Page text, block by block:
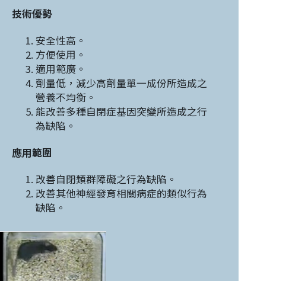
技術優勢
安全性高。
方便使用。
適用範廣。
劑量低，減少高劑量單一成份所造成之
營養不均衡。
能改善多種自閉症基因突變所造成之行
為缺陷。
應用範圍
改善自閉類群障礙之行為缺陷。
改善其他神經發育相關病症的類似行為
缺陷。